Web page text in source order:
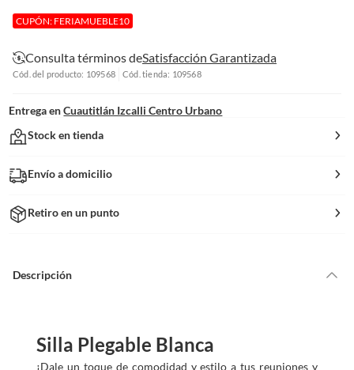
CUPÓN: FERIAMUEBLE10
Consulta términos deSatisfacción Garantizada
Cód. del producto: 109568 Cód. tienda: 109568
Entrega en Cuautitlán Izcalli Centro Urbano
Stock en tienda
Envío a domicilio
Retiro en un punto
Descripción
Silla Plegable Blanca
¡Dale un toque de comodidad y estilo a tus reuniones y